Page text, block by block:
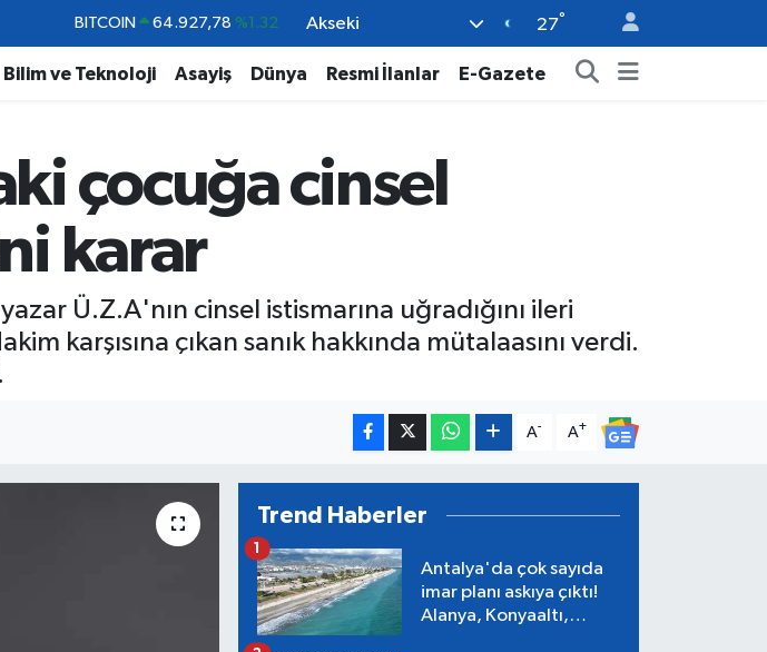
DOLAR 47,5894 %0.08
EURO 55,0398 %-0.02
BİST100 13.703 %11
BITCOIN
Akseki 27°
Bilim ve Teknoloji Asayiş Dünya Resmi İlanlar E-Gazete
çocuğa cinsel
karar
Ü.Z.A'nın cinsel istismarına uğradığını ileri
karşısına çıkan sanık hakkında mütalaasını verdi.
A- A+
Trend Haberler
Antalya'da çok sayıda
imar planı askıya çıktı!
Alanya, Konyaaltı,
1